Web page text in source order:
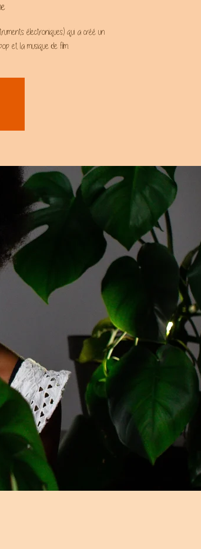
électroniques) qui a créé un
et la musique de film.